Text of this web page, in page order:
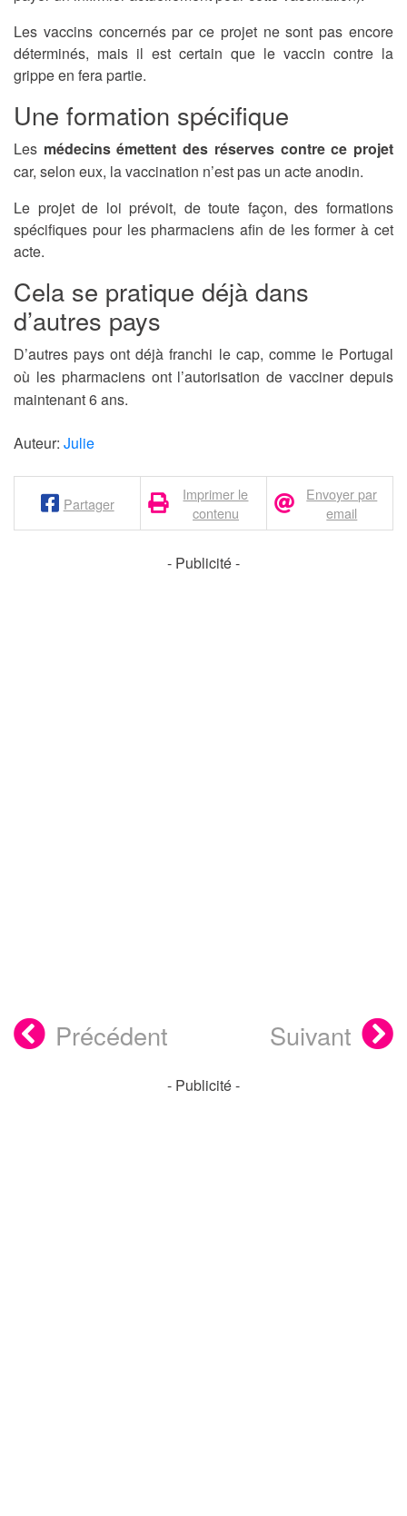
Les vaccins concernés par ce projet ne sont pas encore
déterminés, mais il est certain que le vaccin contre la
grippe en fera partie.
Une formation spécifique
Les médecins émettent des réserves contre ce projet
car, selon eux, la vaccination n’est pas un acte anodin.
Le projet de loi prévoit, de toute façon, des formations
spécifiques pour les pharmaciens afin de les former à cet
acte.
Cela se pratique déjà dans
d’autres pays
D’autres pays ont déjà franchi le cap, comme le Portugal
où les pharmaciens ont l’autorisation de vacciner depuis
maintenant 6 ans.
Auteur: Julie
Partager
Imprimer le
contenu
Envoyer par
email
- Publicité -
Précédent Suivant
- Publicité -